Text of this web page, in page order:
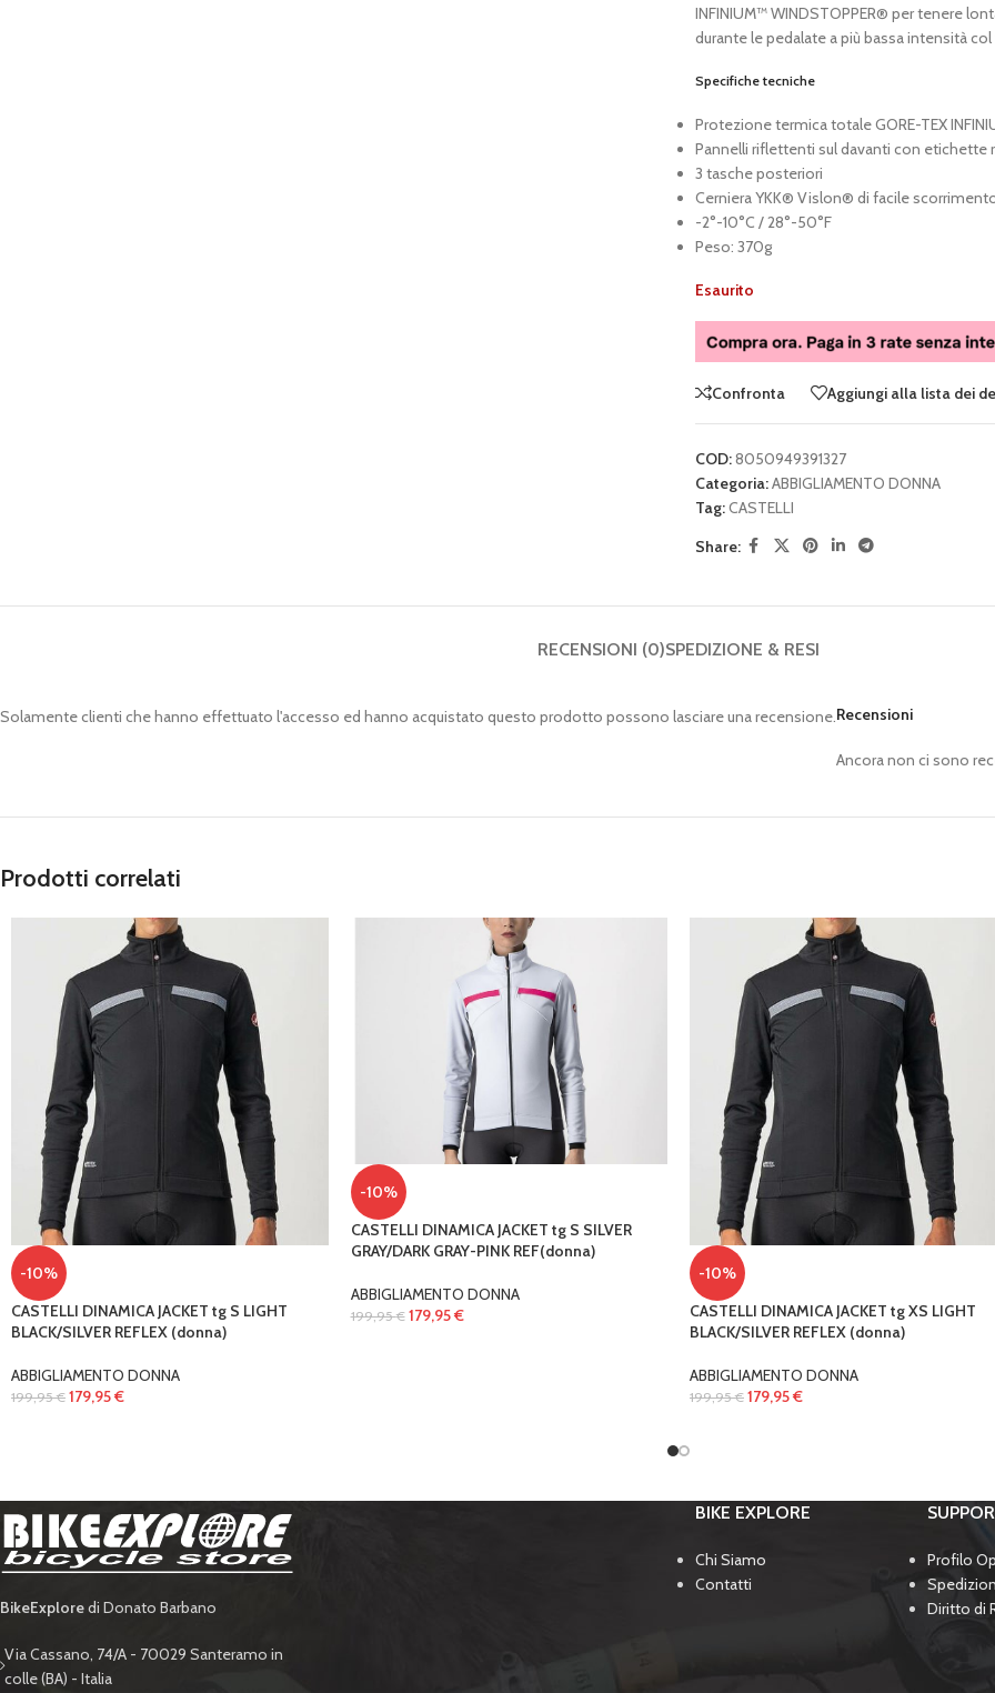
INFINIUM™ WINDSTOPPER® per tenere
durante le pedalate a più bassa intensità
Specifiche tecniche
Protezione termica totale GORE-TEX
Pannelli riflettenti sul davanti con etichette
3 tasche posteriori
Cerniera YKK® Vislon® di facile
-2°-10°C / 28°-50°F
Peso: 370g
Esaurito
Confronta Aggiungi alla lista dei
COD:8050949391327
Categoria:ABBIGLIAMENTO DONNA
Tag:CASTELLI
Share:
RECENSIONI (0)SPEDIZIONE & RESI
Recensioni
Ancora non ci sono
Solamente clienti che hanno effettuato l'accesso ed hanno acquistato questo prodotto possono lasciare una recensione.
Prodotti correlati
-10%
CASTELLI DINAMICA JACKET tg S LIGHT
BLACK/SILVER REFLEX (donna)
ABBIGLIAMENTO DONNA
199,95€ 179,95€
-10%
CASTELLI DINAMICA JACKET tg S SILVER
GRAY/DARK GRAY-PINK REF(donna)
ABBIGLIAMENTO DONNA
199,95€ 179,95€
-10%
CASTELLI DINAMICA JACKET tg XS LIGHT
BLACK/SILVER REFLEX (donna)
ABBIGLIAMENTO DONNA
199,95€ 179,95€
BikeExploredi Donato Barbano
Via Cassano, 74/A - 70029 Santeramo in
colle (BA) - Italia
BIKE EXPLORE
Chi Siamo
Contatti
Profilo
Diritto di